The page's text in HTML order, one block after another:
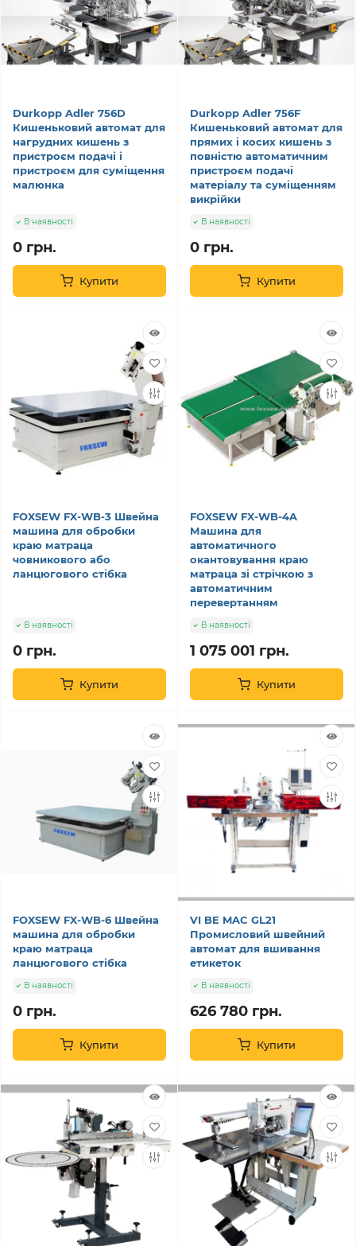
Durkopp Adler 756D
Кишеньковий автомат для
нагрудних кишень з
пристроєм подачі і
пристроєм для суміщення
малюнка
В наявності
0 грн.
Купити
Durkopp Adler 756F
Кишеньковий автомат для
прямих і косих кишень з
повністю автоматичним
пристроєм подачі
матеріалу та суміщенням
викрійки
В наявності
0 грн.
Купити
FOXSEW FX-WB-3 Швейна
машина для обробки
краю матраца
човникового або
ланцюгового стібка
В наявності
0 грн.
Купити
FOXSEW FX-WB-4A
Машина для
автоматичного
окантовування краю
матраца зі стрічкою з
автоматичним
перевертанням
В наявності
1 075 001 грн.
Купити
FOXSEW FX-WB-6 Швейна
машина для обробки
краю матраца
ланцюгового стібка
В наявності
0 грн.
Купити
VI BE MAC GL21
Промисловий швейний
автомат для вшивання
етикеток
В наявності
626 780 грн.
Купити